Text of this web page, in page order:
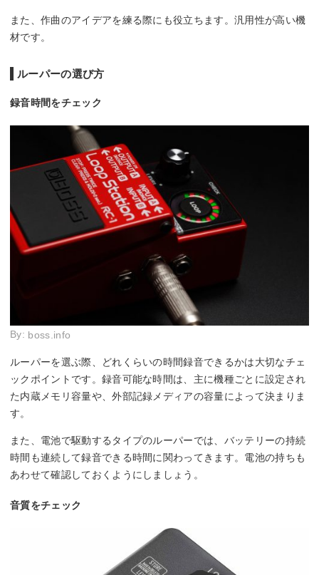
また、作曲のアイデアを練る際にも役立ちます。汎用性が高い機
材です。
ルーパーの選び方
録音時間をチェック
By: boss.info
ルーパーを選ぶ際、どれくらいの時間録音できるかは大切なチェ
ックポイントです。録音可能な時間は、主に機種ごとに設定され
た内蔵メモリ容量や、外部記録メディアの容量によって決まりま
す。
また、電池で駆動するタイプのルーパーでは、バッテリーの持続
時間も連続して録音できる時間に関わってきます。電池の持ちも
あわせて確認しておくようにしましょう。
音質をチェック